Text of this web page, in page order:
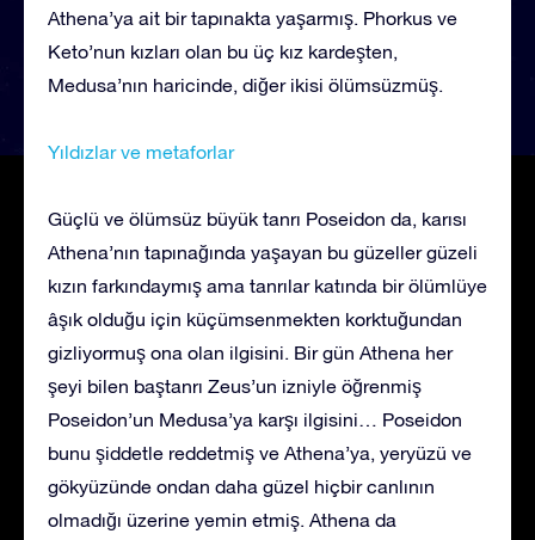
Athena’ya ait bir tapınakta yaşarmış. Phorkus ve
Keto’nun kızları olan bu üç kız kardeşten,
Medusa’nın haricinde, diğer ikisi ölümsüzmüş.
Yıldızlar ve metaforlar
Güçlü ve ölümsüz büyük tanrı Poseidon da, karısı
Athena’nın tapınağında yaşayan bu güzeller güzeli
kızın farkındaymış ama tanrılar katında bir ölümlüye
âşık olduğu için küçümsenmekten korktuğundan
gizliyormuş ona olan ilgisini. Bir gün Athena her
şeyi bilen baştanrı Zeus’un izniyle öğrenmiş
Poseidon’un Medusa’ya karşı ilgisini… Poseidon
bunu şiddetle reddetmiş ve Athena’ya, yeryüzü ve
gökyüzünde ondan daha güzel hiçbir canlının
olmadığı üzerine yemin etmiş. Athena da